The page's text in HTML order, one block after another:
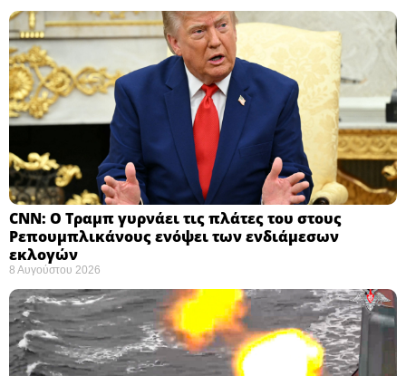
CNN: Ο Τραμπ γυρνάει τις πλάτες του στους
Ρεπουμπλικάνους ενόψει των ενδιάμεσων
εκλογών ​
8 Αυγούστου 2026